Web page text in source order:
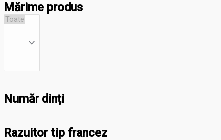
Mărime produs
Număr dinți
Razuitor tip francez